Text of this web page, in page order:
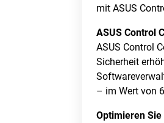
mit ASUS
ASUS Control
ASUS Control
Sicherheit
– im Wert von
Optimieren